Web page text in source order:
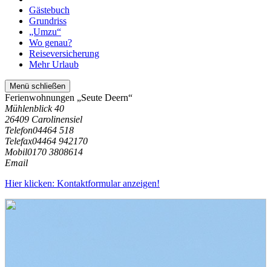
Gästebuch
Grundriss
„Umzu“
Wo genau?
Reiseversicherung
Mehr Urlaub
Menü schließen
Ferienwohnungen „Seute Deern“
Mühlenblick 40
26409 Carolinensiel
Telefon04464 518
Telefax04464 942170
Mobil0170 3808614
Email
Hier klicken: Kontaktformular anzeigen!